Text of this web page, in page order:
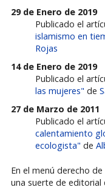
29 de Enero de 2019
Publicado el
islamismo en
Rojas
14 de Enero de 2019
Publicado el
las mujeres" de
27 de Marzo de 2011
Publicado el
calentamiento
ecologista" de
En el menú derecho
una suerte de